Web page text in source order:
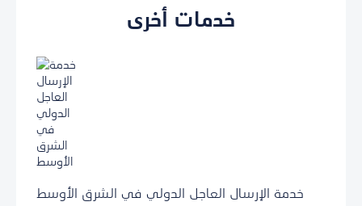
خدمات أخرى
خدمة الإرسال العاجل الدولي في الشرق الأوسط